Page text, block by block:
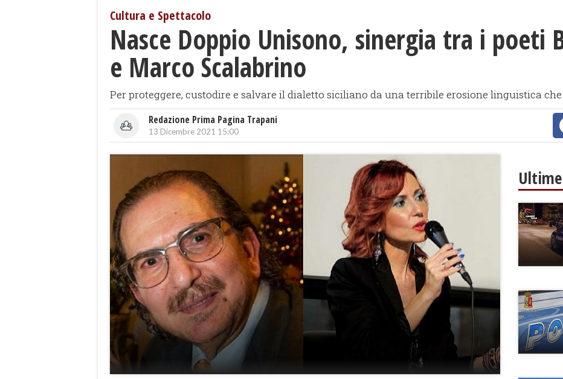
Cultura e Spettacolo
Nasce Doppio Unisono, sinergia tra i poeti
e Marco Scalabrino
Per proteggere, custodire e salvare il dialetto siciliano da una terribile erosione linguistica
Redazione Prima Pagina Trapani
13 Dicembre 2021 15:00